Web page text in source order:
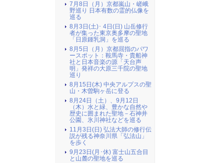
7月8日（月）京都嵐山・嵯峨
野巡り 日本有数の霊的仏像を
巡る
8月3日(土)･ 4日(日) 山岳修行
者が集った東京奥多摩の聖地
「日原鍾乳洞」を巡る
8月5日（月）京都屈指のパワ
ースポット：鞍馬寺・貴船神
社と日本音楽の源「天台声
明」発祥の大原三千院の聖地
巡り
8月15日(木) 中央アルプスの聖
山・木曽駒ヶ岳に登る
8月24日（土）、9月12日
（木）水と緑、豊かな自然や
歴史に囲まれた聖地－石神井
公園、氷川神社などを巡る
11月3日(日) 弘法大師の修行伝
説が残る神奈川県「弘法山」
を歩く
9月23日(月･休) 富士山五合目
と山麓の聖地を巡る